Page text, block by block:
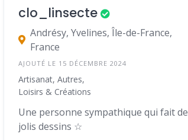
clo_linsecte
Andrésy, Yvelines, Île-de-France,
France
AJOUTÉ LE 15 DÉCEMBRE 2024
Artisanat, Autres,
Loisirs & Créations
Une personne sympathique qui fait de
jolis dessins ☆